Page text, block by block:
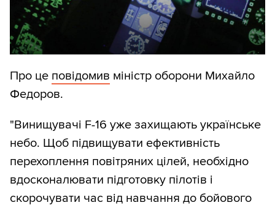
Про це повідомив міністр оборони Михайло
Федоров.
"Винищувачі F-16 уже захищають українське
небо. Щоб підвищувати ефективність
перехоплення повітряних цілей, необхідно
вдосконалювати підготовку пілотів і
скорочувати час від навчання до бойового